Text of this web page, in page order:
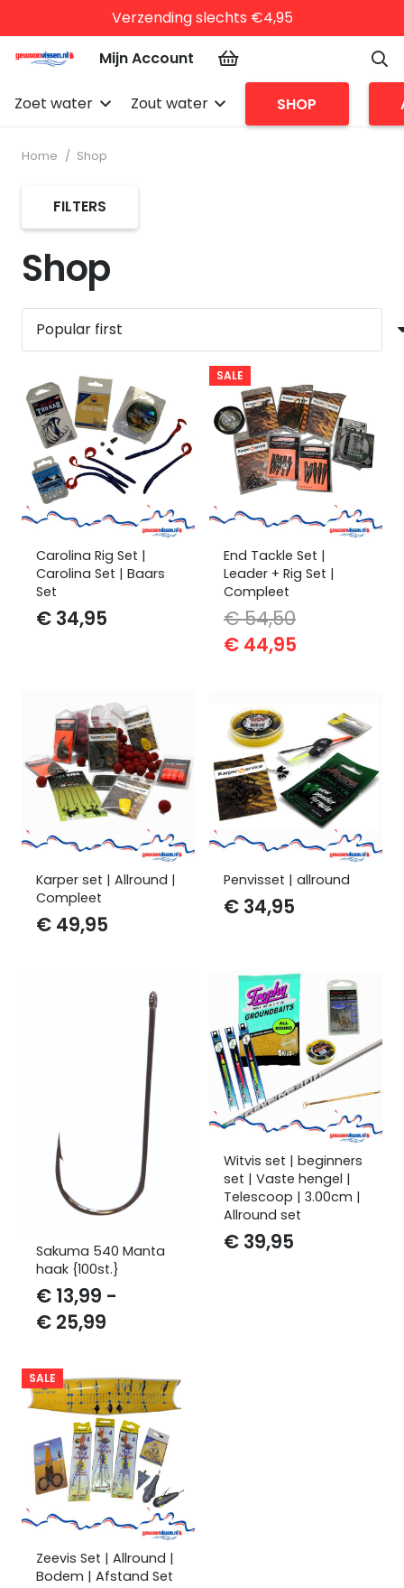
Verzending slechts €4,95
Mijn Account
Zoet water Zout water SHOP
Home / Shop
Shop
Carolina Rig Set |
Carolina Set | Baars
Set
€ 34,95
SALE
End Tackle Set |
Leader + Rig Set |
Compleet
€54,50
Oorspronkelijke
€ 54,50.
€ 44,95
€ 44,95.
Karper set | Allround |
Compleet
€ 49,95
Penvisset | allround
€ 34,95
Sakuma 540 Manta
haak {100st.}
€ 13,99 -
€ 25,99
tot
€ 25,99
Witvis set | beginners
set | Vaste hengel |
Telescoop | 3.00cm |
Allround set
€ 39,95
SALE
Zeevis Set | Allround |
Bodem | Afstand Set
FILTERS